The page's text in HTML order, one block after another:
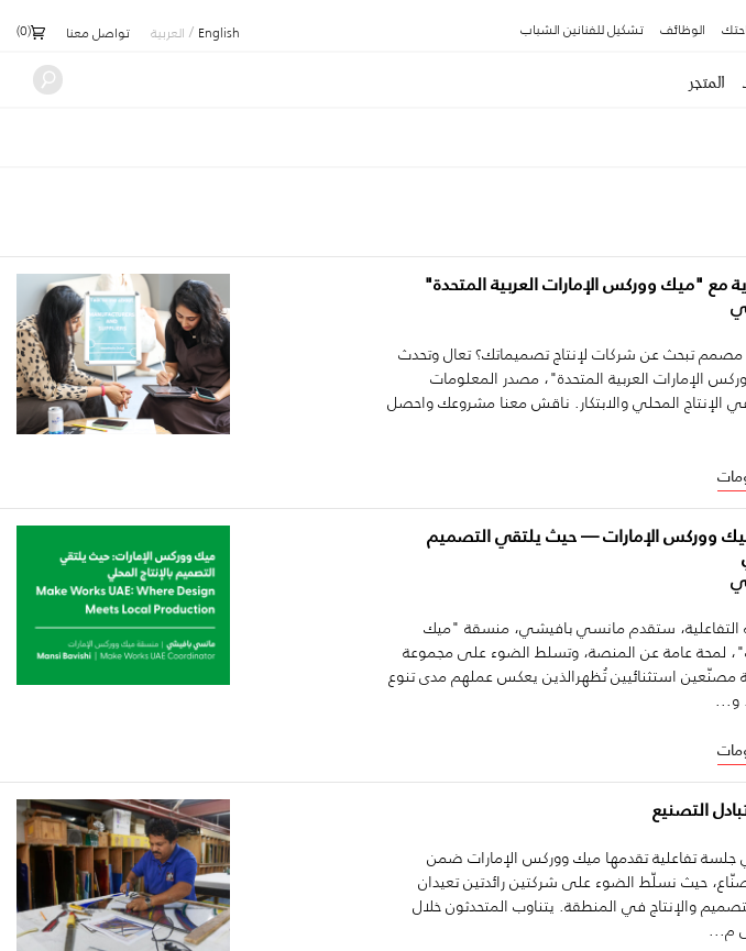
الوظائف تشكيل للفنانين الشباب English
/ العربية تواصل معنا (
0
)
المتجر
مع "ميك ووركس الإمارات العربية المتحدة"
تبحث عن شركات لإنتاج تصميماتك؟ تعال وتحدث
الإمارات العربية المتحدة"، مصدر المعلومات
الإنتاج المحلي والابتكار. ناقش معنا مشروعك واحصل
ووركس الإمارات — حيث يلتقي التصميم
ستقدم مانسي بافيشي، منسقة "ميك
لمحة عامة عن المنصة، وتسلط الضوء على مجموعة
مصنّعين استثنائيين تُظهرالذين يعكس عملهم مدى تنوع
و...
التصنيع
جلسة تفاعلية تقدمها ميك ووركس الإمارات ضمن
حيث نسلّط الضوء على شركتين رائدتين تعيدان
والإنتاج في المنطقة. يتناوب المتحدثون خلال
م...